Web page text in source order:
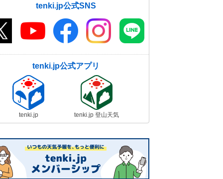
tenki.jp公式SNS
tenki.jp公式アプリ
tenki.jp tenki.jp 登山天気